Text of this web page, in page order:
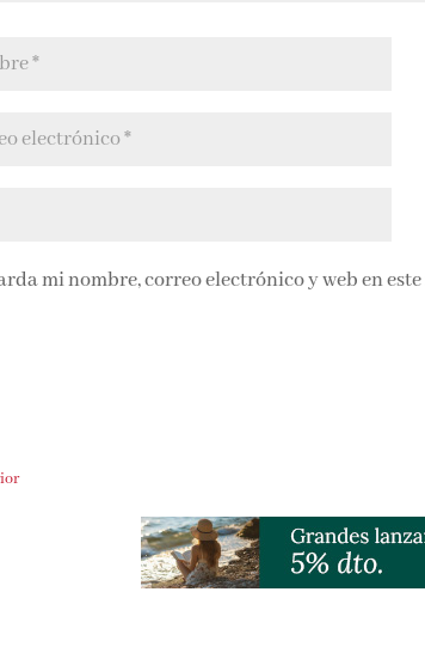
mi nombre, correo electrónico y web en